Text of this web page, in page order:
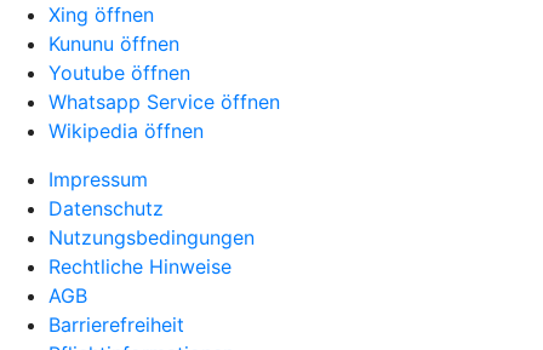
Xing öffnen
Kununu öffnen
Youtube öffnen
Whatsapp Service öffnen
Wikipedia öffnen
Impressum
Datenschutz
Nutzungsbedingungen
Rechtliche Hinweise
AGB
Barrierefreiheit